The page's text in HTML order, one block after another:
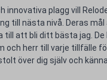
innovativa plagg vill
till nästa nivå. Deras
till att bli ditt bästa jag. De
och herr till varje tillfälle
över dig själv och